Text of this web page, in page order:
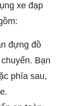
xe đạp
đựng đồ
Bạn
phía sau,